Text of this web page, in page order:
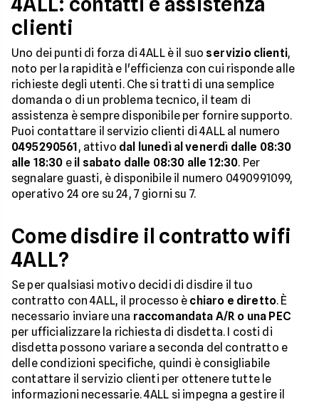
clienti
Uno dei punti di forza di 4ALL è il suo servizio clienti,
noto per la rapidità e l'efficienza con cui risponde alle
richieste degli utenti. Che si tratti di una semplice
domanda o di un problema tecnico, il team di
assistenza è sempre disponibile per fornire supporto.
Puoi contattare il servizio clienti di 4ALL al numero
0495290561, attivo dal lunedì al venerdì dalle 08:30
alle 18:30 e il sabato dalle 08:30 alle 12:30. Per
segnalare guasti, è disponibile il numero 0490991099,
operativo 24 ore su 24, 7 giorni su 7.
Come disdire il contratto wifi
4ALL?
Se per qualsiasi motivo decidi di disdire il tuo
contratto con 4ALL, il processo è chiaro e diretto. È
necessario inviare una raccomandata A/R o una PEC
per ufficializzare la richiesta di disdetta. I costi di
disdetta possono variare a seconda del contratto e
delle condizioni specifiche, quindi è consigliabile
contattare il servizio clienti per ottenere tutte le
informazioni necessarie. 4ALL si impegna a gestire il